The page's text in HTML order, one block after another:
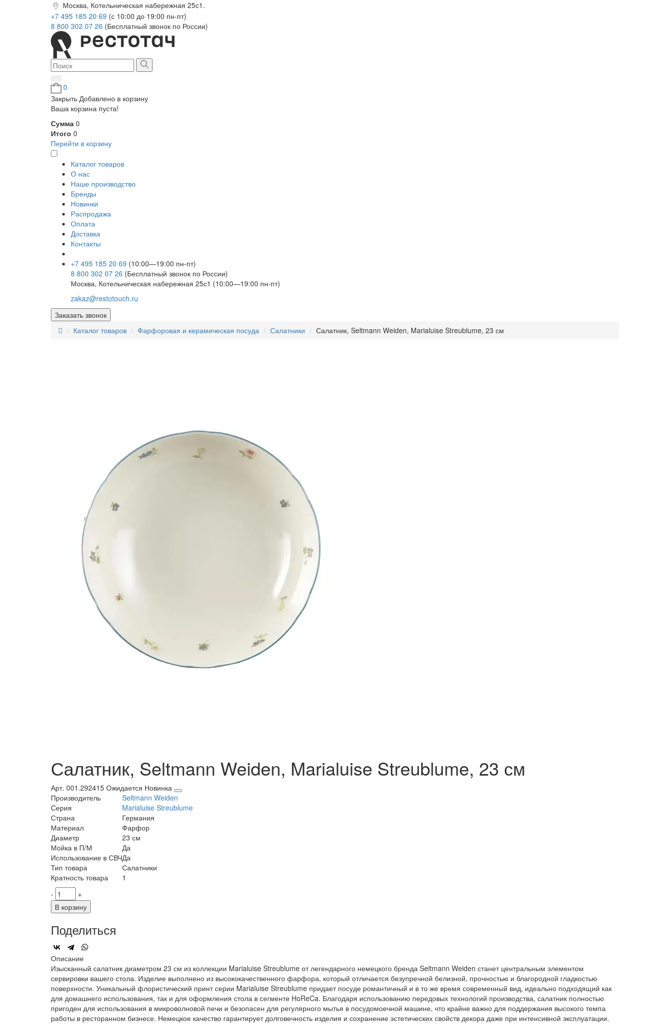
Москва, Котельническая набережная 25с1.
+7 495 185 20 69 (с 10:00 до 19:00 пн-пт)
8 800 302 07 26 (Бесплатный звонок по России)
0
Закрыть Добавлено в корзину
Ваша корзина пуста!
Сумма 0
Итого 0
Перейти в корзину
Каталог товаров
О нас
Наше производство
Бренды
Новинки
Распродажа
Оплата
Доставка
Контакты
+7 495 185 20 69 (10:00—19:00 пн-пт)
8 800 302 07 26 (Бесплатный звонок по России)
Москва, Котельническая набережная 25с1 (10:00—19:00 пн-пт)
zakaz@restotouch.ru
Заказать звонок
Каталог товаров
Фарфоровая и керамическая посуда Салатники Салатник, Seltmann Weiden, Marialuise Streublume, 23 см
Салатник, Seltmann Weiden, Marialuise Streublume, 23 см
Арт. 001.292415 Ожидается Новинка
Производитель
Seltmann Weiden
Серия
Marialuise Streublume
Страна
Германия
Материал
Фарфор
Диаметр
23 см
Мойка в П/М
Да
Использование в СВЧДа
Тип товара
Салатники
Кратность товара
1
-
+
В корзину
Поделиться
Описание
Изысканный салатник диаметром 23 см из коллекции Marialuise Streublume от легендарного немецкого бренда Seltmann Weiden станет центральным элементом
сервировки вашего стола. Изделие выполнено из высококачественного фарфора, который отличается безупречной белизной, прочностью и благородной гладкостью
поверхности. Уникальный флористический принт серии Marialuise Streublume придает посуде романтичный и в то же время современный вид, идеально подходящий как
для домашнего использования, так и для оформления стола в сегменте HoReCa. Благодаря использованию передовых технологий производства, салатник полностью
пригоден для использования в микроволновой печи и безопасен для регулярного мытья в посудомоечной машине, что крайне важно для поддержания высокого темпа
работы в ресторанном бизнесе. Немецкое качество гарантирует долговечность изделия и сохранение эстетических свойств декора даже при интенсивной эксплуатации.